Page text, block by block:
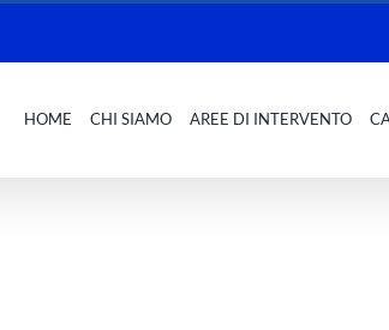
HOME CHI SIAMO AREE DI INTERVENTO